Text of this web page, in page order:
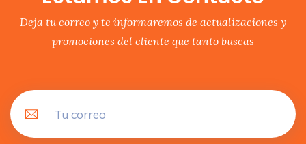
Deja tu correo y te informaremos de actualizaciones y
promociones del cliente que tanto buscas